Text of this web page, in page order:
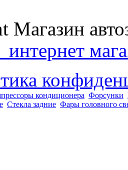
интернет
кондиционера Форсунки
Стекла задние Фары головного